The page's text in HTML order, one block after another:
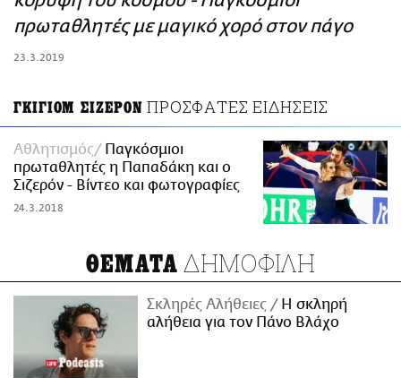
ΑΜΠΑ
πρωταθλητές με μαγικό χορό στον πάγο
23.3.2019
ΓΚΙΓΙΟΜ ΣΙΖΕΡΟΝ ΠΡΟΣΦΑΤΕΣ ΕΙΔΗΣΕΙΣ
Αθλητισμός
Παγκόσμιοι
πρωταθλητές η Παπαδάκη και ο
Σιζερόν - Βίντεο και φωτογραφίες
24.3.2018
ΘΕΜΑΤΑ ΔΗΜΟΦΙΛΗ
Σκληρές Αλήθειες
H σκληρή
αλήθεια για τον Πάνο Βλάχο